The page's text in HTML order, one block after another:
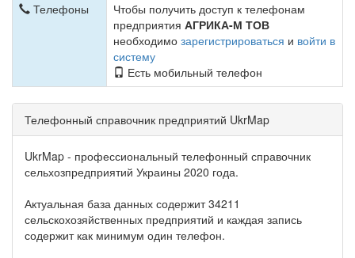
Телефоны
Чтобы получить доступ к телефонам
предприятия АГРИКА-М ТОВ
необходимо зарегистрироваться и войти в
систему
Есть мобильный телефон
Телефонный справочник предприятий UkrMap
UkrMap - профессиональный телефонный справочник
сельхозпредприятий Украины 2020 года.
Актуальная база данных содержит 34211
сельскохозяйственных предприятий и каждая запись
содержит как минимум один телефон.